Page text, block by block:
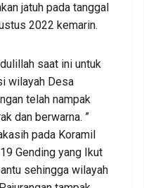
jatuh pada tanggal
2022 kemarin.
saat ini untuk
wilayah Desa
telah nampak
dan berwarna. ”
pada Koramil
Gending yang Ikut
sehingga wilayah